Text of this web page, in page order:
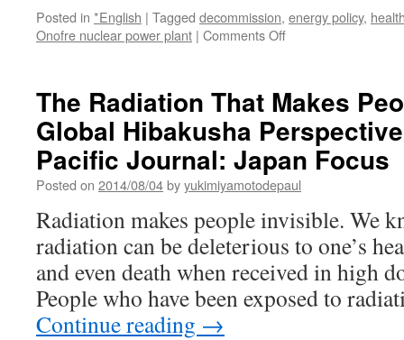
Posted in *English | Tagged decommission, energy policy,
Onofre nuclear power plant | Comments Offon
Power
Plant
to
Cost
$4.bn
to
Dismantle
via
International
Business
Times
The Radiation That Makes
Global Hibakusha
Pacific Journal: Japan Focus
Posted on 2014/08/04byyukimiyamotodepaul
Radiation makes people invisible. We
radiation can be deleterious to one’s
and even death when received in high
People who have been exposed to
Continue reading →